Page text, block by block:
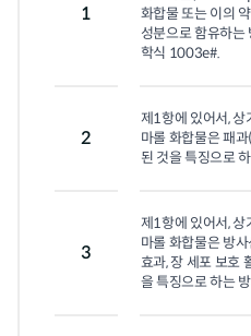
1
화합물 또는 이의
성분으로 함유하
학식 1003e#.
2
제1항에 있어서,
마롤 화합물은 패
된 것을 특징으로
3
제1항에 있어서,
마롤 화합물은 방
효과, 장 세포 보호
을 특징으로 하는